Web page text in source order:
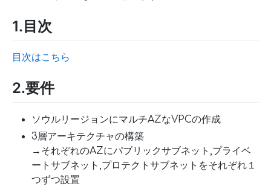
1.目次
目次はこちら
2.要件
ソウルリージョンにマルチAZなVPCの作成
3層アーキテクチャの構築
→それぞれのAZにパブリックサブネット,プライベ
ートサブネット,プロテクトサブネットをそれぞれ１
つずつ設置